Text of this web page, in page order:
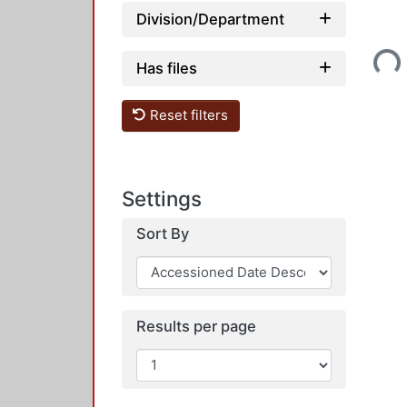
Division/Department
Has files
Reset filters
Settings
Sort By
Results per page
Loading...